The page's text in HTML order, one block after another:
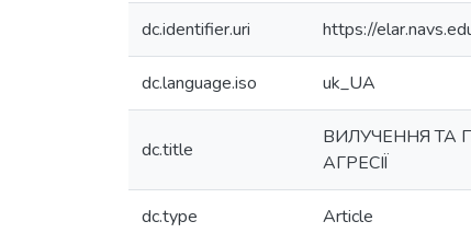
dc.identifier.uri https://
dc.language.iso uk_UA
dc.title
ВИЛУЧЕННЯ ТА
АГРЕСІЇ
dc.type Article